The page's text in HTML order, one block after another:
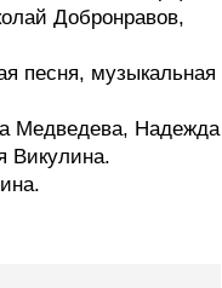
Добронравов,
песня, музыкальная
Медведева, Надежда
Викулина.